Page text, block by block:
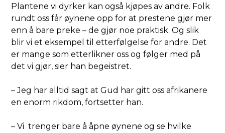
Plantene vi dyrker kan også kjøpes av andre. Folk
rundt oss får øynene opp for at prestene gjør mer
enn å bare preke – de gjør noe praktisk. Og slik
blir vi et eksempel til etterfølgelse for andre. Det
er mange som etterlikner oss og følger med på
det vi gjør, sier han begeistret.
– Jeg har alltid sagt at Gud har gitt oss afrikanere
en enorm rikdom, fortsetter han.
– Vi trenger bare å åpne øynene og se hvilke